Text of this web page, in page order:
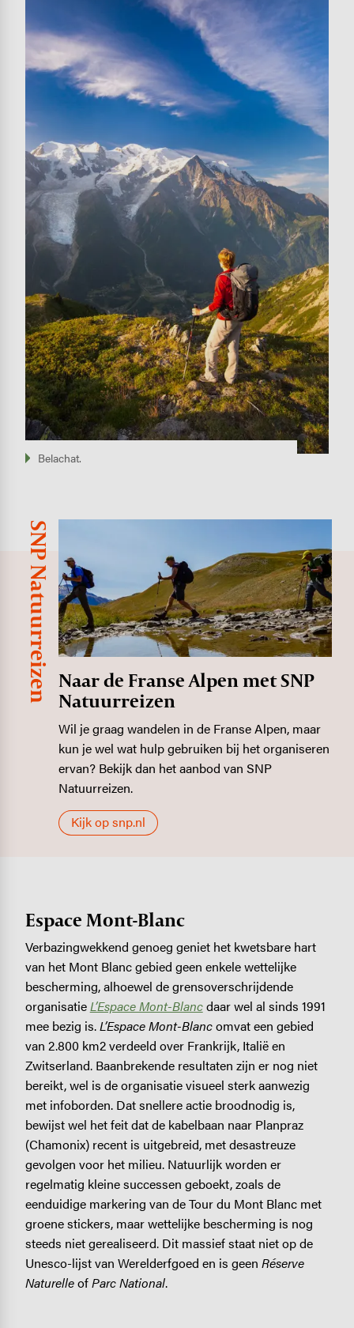
Belachat.
SNP Natuurreizen Naar de Franse Alpen met SNP
Natuurreizen
Wil je graag wandelen in de Franse Alpen, maar
kun je wel wat hulp gebruiken bij het organiseren
ervan? Bekijk dan het aanbod van SNP
Natuurreizen.
Kijk op snp.nl
Espace Mont-Blanc
Verbazingwekkend genoeg geniet het kwetsbare hart
van het Mont Blanc gebied geen enkele wettelijke
bescherming, alhoewel de grensoverschrijdende
organisatieL’Espace Mont-Blancdaar wel al sinds 1991
mee bezig is.L’Espace Mont-Blancomvat een gebied
van 2.800 km2 verdeeld over Frankrijk, Italië en
Zwitserland. Baanbrekende resultaten zijn er nog niet
bereikt, wel is de organisatie visueel sterk aanwezig
met infoborden. Dat snellere actie broodnodig is,
bewijst wel het feit dat de kabelbaan naar Planpraz
(Chamonix) recent is uitgebreid, met desastreuze
gevolgen voor het milieu. Natuurlijk worden er
regelmatig kleine successen geboekt, zoals de
eenduidige markering van de Tour du Mont Blanc met
groene stickers, maar wettelijke bescherming is nog
steeds niet gerealiseerd. Dit massief staat niet op de
Unesco-lijst van Werelderfgoed en is geen Réserve
NaturelleofParc National.